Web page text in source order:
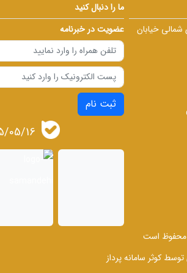
شمالی خیابان
ما را دنبال کنید
عضویت در خبرنامه
ثبت نام
1405/05/
است
توسط کوثر سامانه پرداز